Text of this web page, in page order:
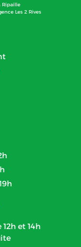
Ripaille
Les 2 Rives
et 14h